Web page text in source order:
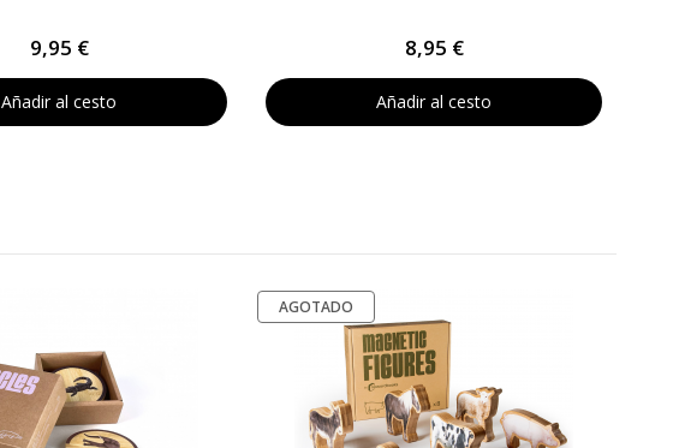
9,95 €
Añadir al cesto
8,95 €
Añadir al cesto
AGOTADO